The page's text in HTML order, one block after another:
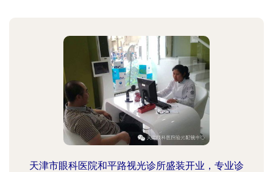
天津市眼科医院和平路视光诊所盛装开业，专业诊